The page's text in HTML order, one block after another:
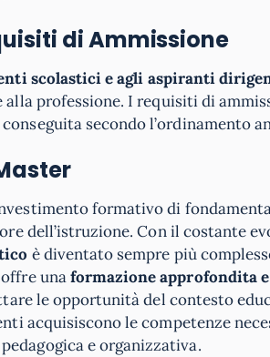
di Ammissione
scolastici e agli aspiranti
professione. I requisiti di
conseguita secondo l’ordinamento
formativo di
dell’istruzione. Con il costante
è diventato sempre più
unaformazione approfondita
le opportunità del contesto
acquisiscono le competenze
e organizzativa.